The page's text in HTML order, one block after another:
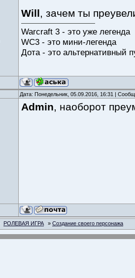
Will, зачем ты
Warcraft 3 - это уже легенда
WC3 - это мини-легенда
Дота - это альтернативный
Дата: Понедельник, 05.09.2016, 16:31 |
Admin, наоборот
РОЛЕВАЯ ИГРА » Создание своего персонажа